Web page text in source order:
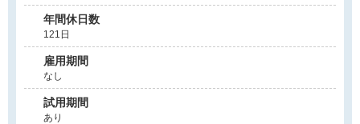
年間休日数
121日
雇用期間
なし
試用期間
あり